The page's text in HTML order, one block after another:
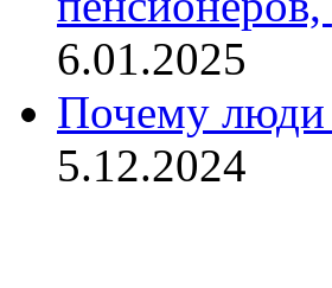
6.01.2025
Почему люди
5.12.2024